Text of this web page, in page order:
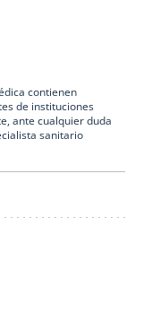
contienen
de instituciones
ante cualquier duda
sanitario